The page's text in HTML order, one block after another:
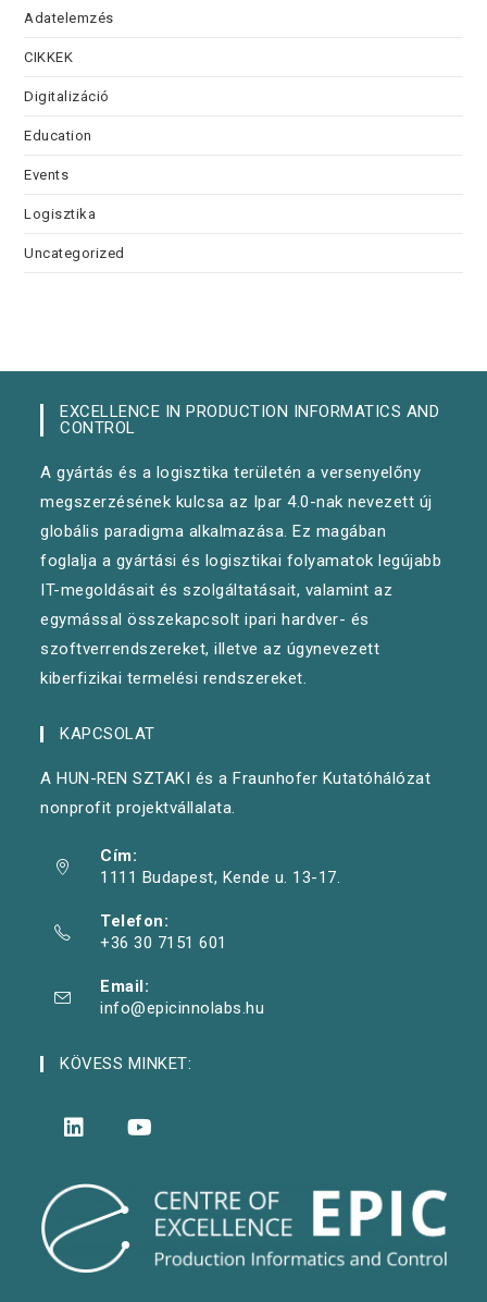
Adatelemzés
CIKKEK
Digitalizáció
Education
Events
Logisztika
Uncategorized
EXCELLENCE IN PRODUCTION INFORMATICS AND
CONTROL
A gyártás és a logisztika területén a versenyelőny
megszerzésének kulcsa az Ipar 4.0-nak nevezett új
globális paradigma alkalmazása. Ez magában
foglalja a gyártási és logisztikai folyamatok legújabb
IT-megoldásait és szolgáltatásait, valamint az
egymással összekapcsolt ipari hardver- és
szoftverrendszereket, illetve az úgynevezett
kiberfizikai termelési rendszereket.
KAPCSOLAT
A HUN-REN SZTAKI és a Fraunhofer Kutatóhálózat
nonprofit projektvállalata.
Cím:
1111 Budapest, Kende u. 13-17.
Telefon:
+36 30 7151 601
Email:
info@epicinnolabs.hu
KÖVESS MINKET: